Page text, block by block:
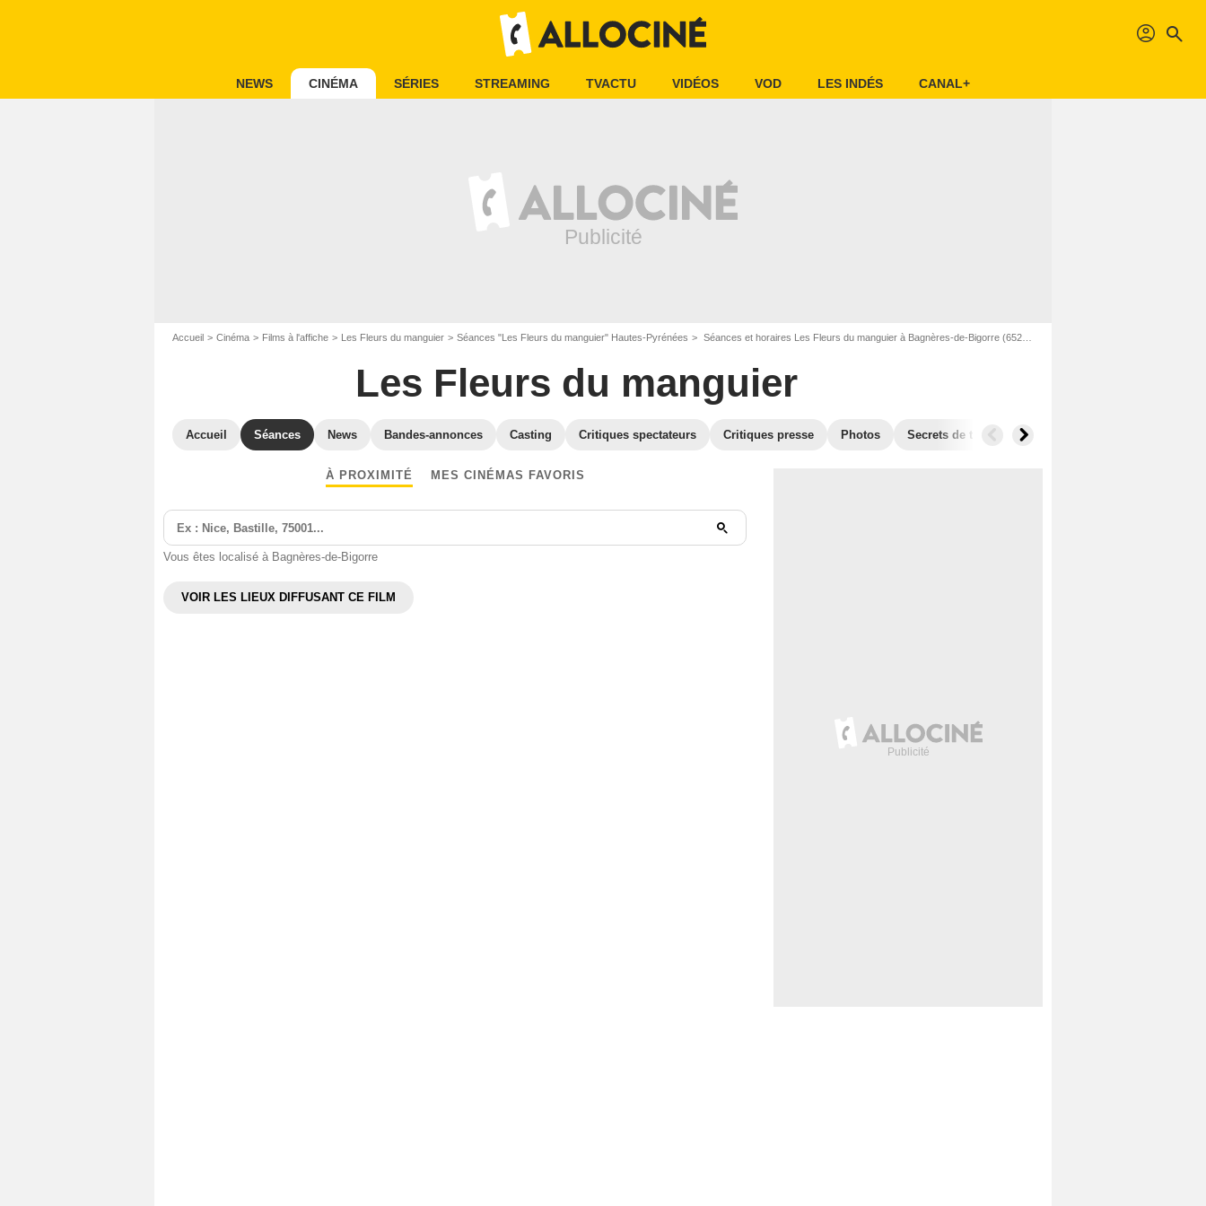
profil search
NEWS CINÉMA SÉRIES STREAMING TVACTU VIDÉOS VOD LES INDÉS CANAL+
Accueil Cinéma Films à l'affiche Les Fleurs du manguier Séances "Les Fleurs du manguier" Hautes-Pyrénées Séances et horaires Les Fleurs du manguier à Bagnères-de-Bigorre (65200)
Les Fleurs du manguier
Accueil Séances News Bandes-annonces Casting Critiques spectateurs Critiques presse Photos Secrets de tournage
À PROXIMITÉ MES CINÉMAS FAVORIS
Vous êtes localisé à Bagnères-de-Bigorre
VOIR LES LIEUX DIFFUSANT CE FILM